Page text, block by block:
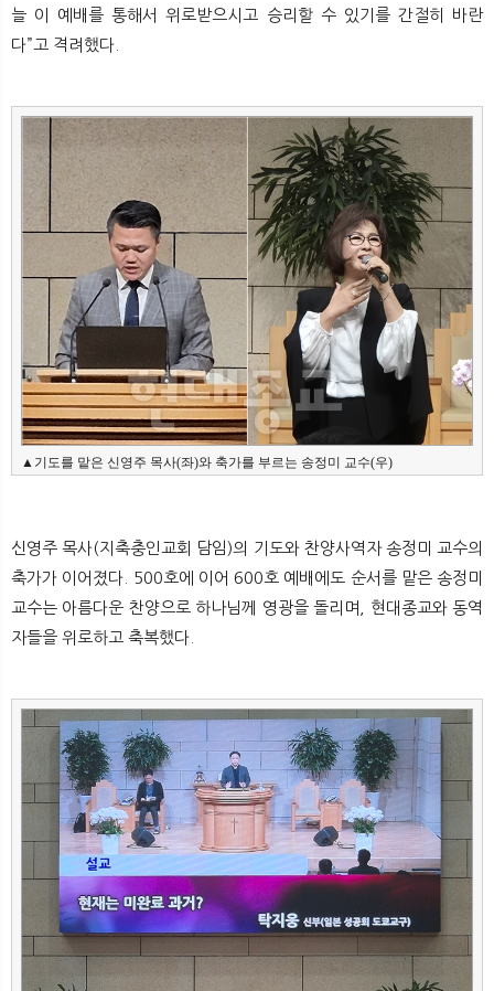
늘 이 예배를 통해서 위로받으시고 승리할 수 있기를 간절히 바란
다”고 격려했다.
▲기도를 맡은 신영주 목사(좌)와 축가를 부르는 송정미 교수(우)
신영주 목사(지축충인교회 담임)의 기도와 찬양사역자 송정미 교수의
축가가 이어졌다. 500호에 이어 600호 예배에도 순서를 맡은 송정미
교수는 아름다운 찬양으로 하나님께 영광을 돌리며, 현대종교와 동역
자들을 위로하고 축복했다.